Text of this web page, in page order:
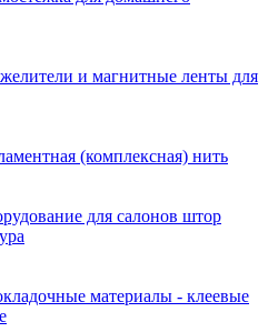
и магнитные ленты для
(комплексная) нить
для салонов штор
материалы - клеевые